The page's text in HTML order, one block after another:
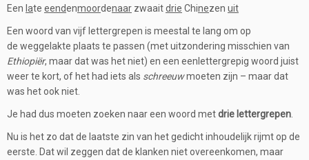
Een late eendenmoordenaar zwaaitdrie Chinezen uit
Een woord van vijf lettergrepen is meestal te lang om op
de weggelakte plaats te passen (met uitzondering misschien van
Ethiopiër, maar dat was het niet) en een eenlettergrepig woord juist
weer te kort, of het had iets als schreeuwmoeten zijn – maar dat
was het ook niet.
Je had dus moeten zoeken naar een woord metdrie lettergrepen
Nu is het zo dat de laatste zin van het gedicht inhoudelijk rijmt op de
eerste. Dat wil zeggen dat de klanken niet overeenkomen, maar